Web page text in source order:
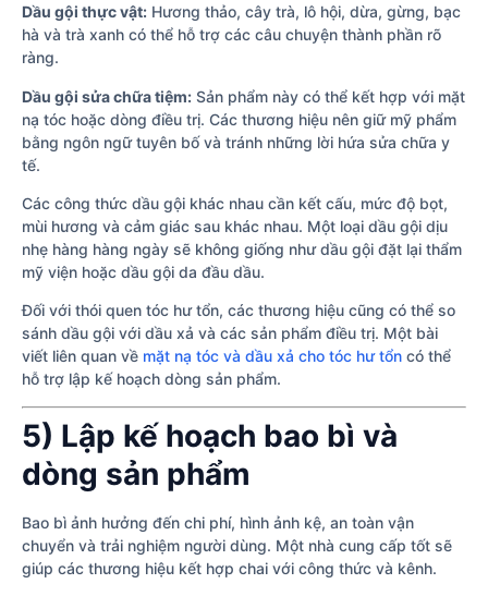
Dầu gội thực vật: Hương thảo, cây trà, lô hội, dừa, gừng, bạc
hà và trà xanh có thể hỗ trợ các câu chuyện thành phần rõ
ràng.
Dầu gội sửa chữa tiệm: Sản phẩm này có thể kết hợp với mặt
nạ tóc hoặc dòng điều trị. Các thương hiệu nên giữ mỹ phẩm
bằng ngôn ngữ tuyên bố và tránh những lời hứa sửa chữa y
tế.
Các công thức dầu gội khác nhau cần kết cấu, mức độ bọt,
mùi hương và cảm giác sau khác nhau. Một loại dầu gội dịu
nhẹ hàng hàng ngày sẽ không giống như dầu gội đặt lại thẩm
mỹ viện hoặc dầu gội da đầu dầu.
Đối với thói quen tóc hư tổn, các thương hiệu cũng có thể so
sánh dầu gội với dầu xả và các sản phẩm điều trị. Một bài
viết liên quan về mặt nạ tóc và dầu xả cho tóc hư tổn có thể
hỗ trợ lập kế hoạch dòng sản phẩm.
5) Lập kế hoạch bao bì và
dòng sản phẩm
Bao bì ảnh hưởng đến chi phí, hình ảnh kệ, an toàn vận
chuyển và trải nghiệm người dùng. Một nhà cung cấp tốt sẽ
giúp các thương hiệu kết hợp chai với công thức và kênh.